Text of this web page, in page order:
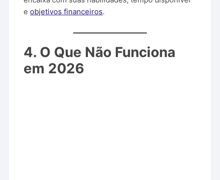
eobjetivos financeiros.
4. O Que Não Funciona
em 2026